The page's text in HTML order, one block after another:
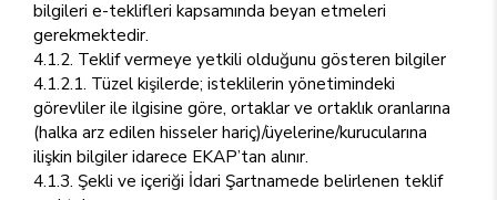
bilgileri e-teklifleri kapsamında beyan etmeleri
gerekmektedir.
4.1.2. Teklif vermeye yetkili olduğunu gösteren bilgiler
4.1.2.1. Tüzel kişilerde; isteklilerin yönetimindeki
görevliler ile ilgisine göre, ortaklar ve ortaklık oranlarına
(halka arz edilen hisseler hariç)/üyelerine/kurucularına
ilişkin bilgiler idarece EKAP’tan alınır.
4.1.3. Şekli ve içeriği İdari Şartnamede belirlenen teklif